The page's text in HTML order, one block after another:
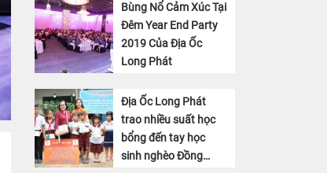
Bùng Nổ Cảm Xúc Tại
Đêm Year End Party
2019 Của Địa Ốc
Long Phát
Địa Ốc Long Phát
trao nhiều suất học
bổng đến tay học
sinh nghèo Đồng